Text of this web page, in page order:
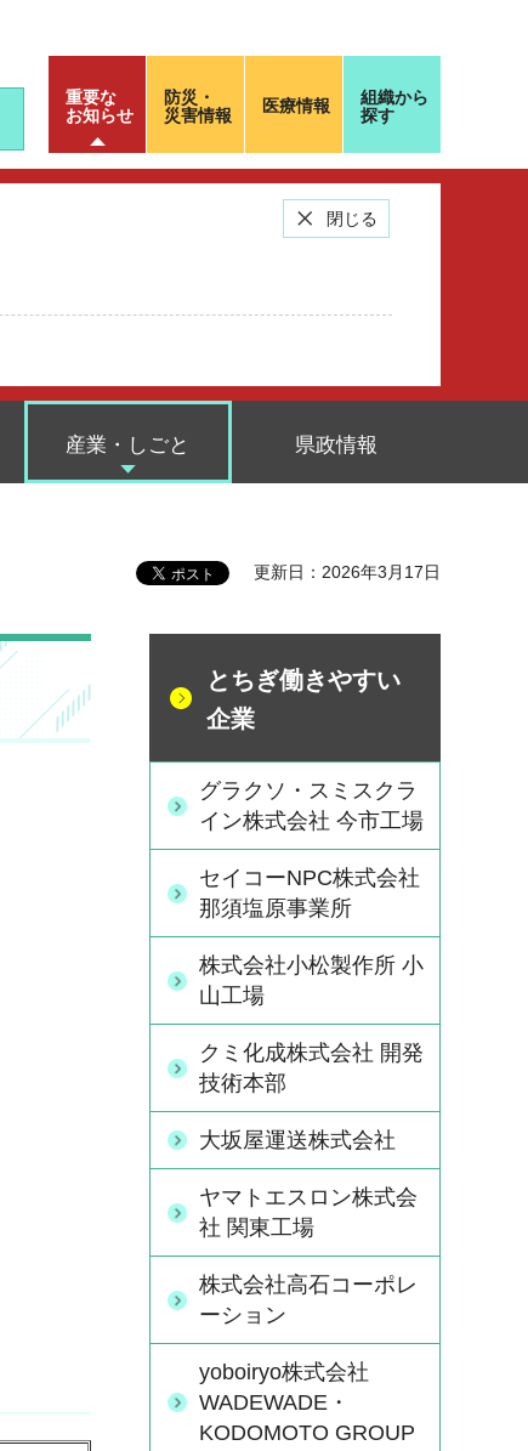
重要な
お知らせ
閉じる
防災・
災害情報
医療情報
組織から
探す
産業・しごと 県政情報
更新日：2026年3月17日
とちぎ働きやすい
企業
グラクソ・スミスクラ
イン株式会社 今市工場
セイコーNPC株式会社
那須塩原事業所
株式会社小松製作所 小
山工場
クミ化成株式会社 開発
技術本部
大坂屋運送株式会社
ヤマトエスロン株式会
社 関東工場
株式会社高石コーポレ
ーション
yoboiryo株式会社
WADEWADE・
KODOMOTO GROUP